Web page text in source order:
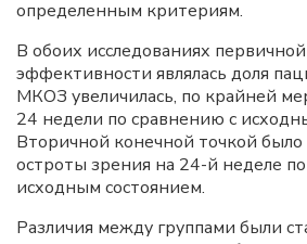
определенным критериям.
В обоих исследованиях
эффективности являлась доля
МКОЗ увеличилась, по крайней
24 недели по сравнению с
Вторичной конечной точкой
остроты зрения на 24-й неделе
исходным состоянием.
Различия между группами были